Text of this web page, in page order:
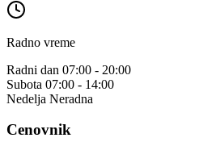
Radno vreme
Radni dan 07:00 - 20:00
Subota 07:00 - 14:00
Nedelja Neradna
Cenovnik